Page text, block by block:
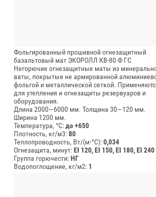
Фольгированный прошивной огнезащитный
базальтовый мат ЭКОРОЛЛ КВ-80 Ф ГС
Негорючие огнезащитные маты из
ваты, покрытые не армированной
фольгой и металлической сеткой.
для утепления и огнезащиты резервуаров и
оборудования.
Длина 2000—6000 мм. Толщина 30—120 мм.
Ширина 1200 мм.
Температура, °C:до +650
Плотность, кг/м3:80
Теплопроводность, Вт/(м⋅°С):0,034
Огнезащита, минут:EI 120, EI 150, EI 180, EI 240
Группа горючести:НГ
Водопоглощение, кг/м2: 1